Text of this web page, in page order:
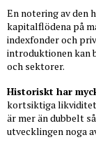
En notering av den
kapitalflödena på
indexfonder och
introduktionen kan
och sektorer.
Historiskt har
kortsiktiga
är mer än dubbelt
utvecklingen noga